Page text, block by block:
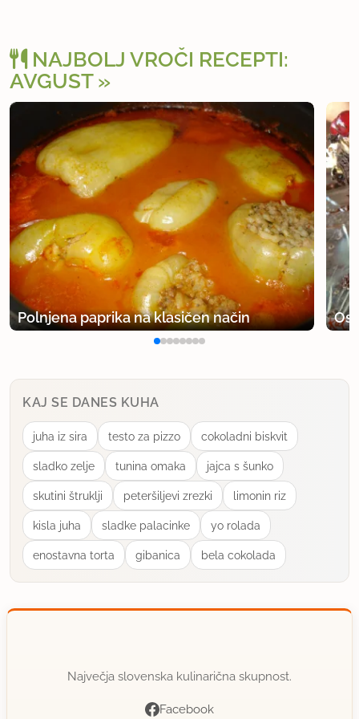
NAJBOLJ VROČI RECEPTI:
AVGUST
Polnjena paprika na klasičen način
KAJ SE DANES KUHA
juha iz sira testo za pizzo cokoladni biskvit
sladko zelje tunina omaka jajca s šunko
skutini štruklji peteršiljevi zrezki limonin riz
kisla juha sladke palacinke yo rolada
enostavna torta gibanica bela cokolada
Največja slovenska kulinarična skupnost.
Facebook